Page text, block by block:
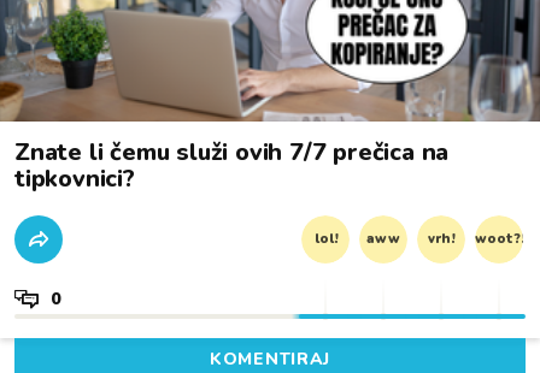
Znate li čemu služi ovih 7/7 prečica na
tipkovnici?
lol! aww vrh! woot?!
0
KOMENTIRAJ